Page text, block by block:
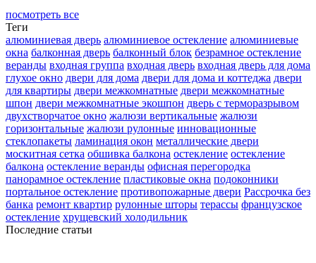
посмотреть все
Теги
алюминиевая дверь алюминиевое остекление алюминиевые
окна балконная дверь балконный блок безрамное остекление
веранды входная группа входная дверь входная дверь для дома
глухое окно двери для дома двери для дома и коттеджа двери
для квартиры двери межкомнатные двери межкомнатные
шпон двери межкомнатные экошпон дверь с терморазрывом
двухстворчатое окно жалюзи вертикальные жалюзи
горизонтальные жалюзи рулонные инновационные
стеклопакеты ламинация окон металлические двери
москитная сетка обшивка балкона остекление остекление
балкона остекление веранды офисная перегородка
панорамное остекление пластиковые окна подоконники
портальное остекление противопожарные двери Рассрочка без
банка ремонт квартир рулонные шторы терассы французское
остекление хрущевский холодильник
Последние статьи